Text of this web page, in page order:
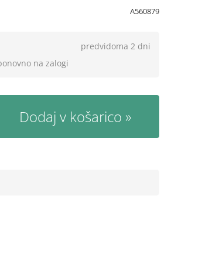
A560879
predvidoma 2 dni
na zalogi
Dodaj v košarico